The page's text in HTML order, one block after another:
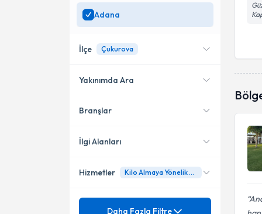
Adana
İlçe Çukurova
Çukurova
Seyhan
Yakınımda Ara
Konumuma yakın uzmanları
Branşlar
Diyetisyen
İlgi Alanları
Ağırlık Yönetimi
Hizmetler Kilo Almaya Yönelik Beslenme
Mezuniyet
Daha Fazla Filtre